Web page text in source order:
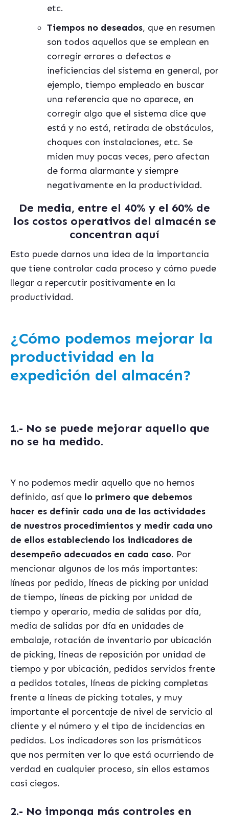
etc.
Tiempos no deseados, que en resumen
son todos aquellos que se emplean en
corregir errores o defectos e
ineficiencias del sistema en general, por
ejemplo, tiempo empleado en buscar
una referencia que no aparece, en
corregir algo que el sistema dice que
está y no está, retirada de obstáculos,
choques con instalaciones, etc. Se
miden muy pocas veces, pero afectan
de forma alarmante y siempre
negativamente en la productividad.
De media, entre el 40% y el 60% de
los costos operativos del almacén se
concentran aquí
Esto puede darnos una idea de la importancia
que tiene controlar cada proceso y cómo puede
llegar a repercutir positivamente en la
productividad.
¿Cómo podemos mejorar la
productividad en la
expedición del almacén?
1.- No se puede mejorar aquello que
no se ha medido.
Y no podemos medir aquello que no hemos
definido, así que lo primero que debemos
hacer es definir cada una de las actividades
de nuestros procedimientos y medir cada uno
de ellos estableciendo los indicadores de
desempeño adecuados en cada caso. Por
mencionar algunos de los más importantes:
líneas por pedido, líneas de picking por unidad
de tiempo, líneas de picking por unidad de
tiempo y operario, media de salidas por día,
media de salidas por día en unidades de
embalaje, rotación de inventario por ubicación
de picking, líneas de reposición por unidad de
tiempo y por ubicación, pedidos servidos frente
a pedidos totales, líneas de picking completas
frente a líneas de picking totales, y muy
importante el porcentaje de nivel de servicio al
cliente y el número y el tipo de incidencias en
pedidos. Los indicadores son los prismáticos
que nos permiten ver lo que está ocurriendo de
verdad en cualquier proceso, sin ellos estamos
casi ciegos.
2.- No imponga más controles en